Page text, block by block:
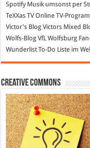
SpotifyMusik umsonst per
TeXXas TVOnline TV-
Victor's Blog Victors Mixed
Wolfs-Blog VfL Wolfsburg
WunderlistTo-Do Liste im
Creative Commons